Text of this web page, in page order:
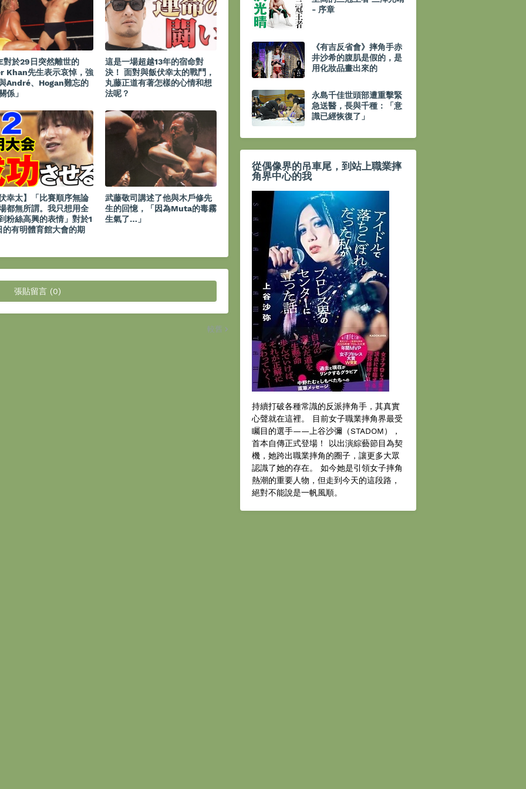
對於29日突然離世的
Khan先生表示哀悼，強
André、Hogan難忘的
係」
這是一場超越13年的宿命對
決！ 面對與飯伏幸太的戰鬥，
丸藤正道有著怎樣的心情和想
法呢？
幸太】「比賽順序無論
都無所謂。我只想用全
粉絲高興的表情」對於1
的有明體育館大會的期
武藤敬司講述了他與木戶修先
生的回憶，「因為Muta的毒霧
生氣了…」
張貼留言 (0)
較舊
- 序章
《有吉反省會》摔角手赤
井沙希的腹肌是假的，是
用化妝品畫出來的
永島千佳世頭部遭重擊緊
急送醫，長與千種：「意
識已經恢復了」
從偶像界的吊車尾，到站上職業摔
角界中心的我
持續打破各種常識的反派摔角手，其真實
心聲就在這裡。 目前女子職業摔角界最受
矚目的選手——上谷沙彌（STADOM），
首本自傳正式登場！ 以出演綜藝節目為契
機，她跨出職業摔角的圈子，讓更多大眾
認識了她的存在。 如今她是引領女子摔角
熱潮的重要人物，但走到今天的這段路，
絕對不能說是一帆風順。